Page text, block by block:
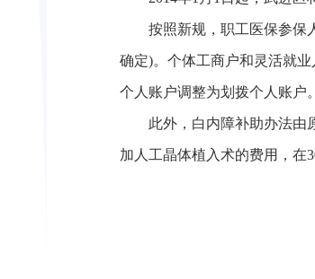
按照新规，职工医保参保人
确定)。个体工商户和灵活就
个人账户调整为划拨个人账户。
此外，白内障补助办法由原
加人工晶体植入术的费用，在